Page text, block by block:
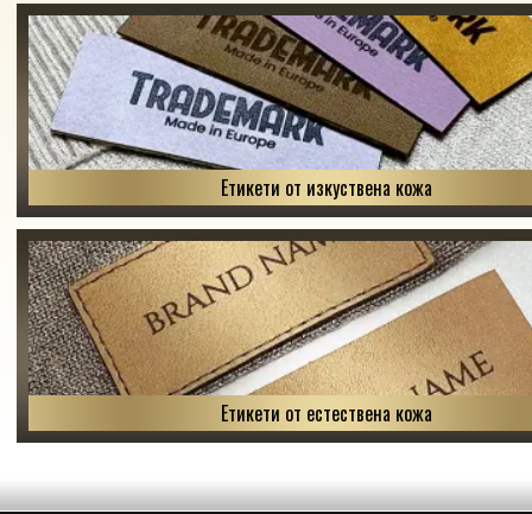
Етикети от изкуствена кожа
Етикети от естествена кожа